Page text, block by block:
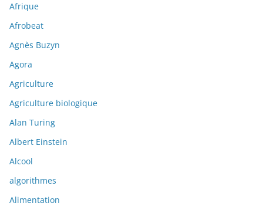
Afrique
Afrobeat
Agnès Buzyn
Agora
Agriculture
Agriculture biologique
Alan Turing
Albert Einstein
Alcool
algorithmes
Alimentation